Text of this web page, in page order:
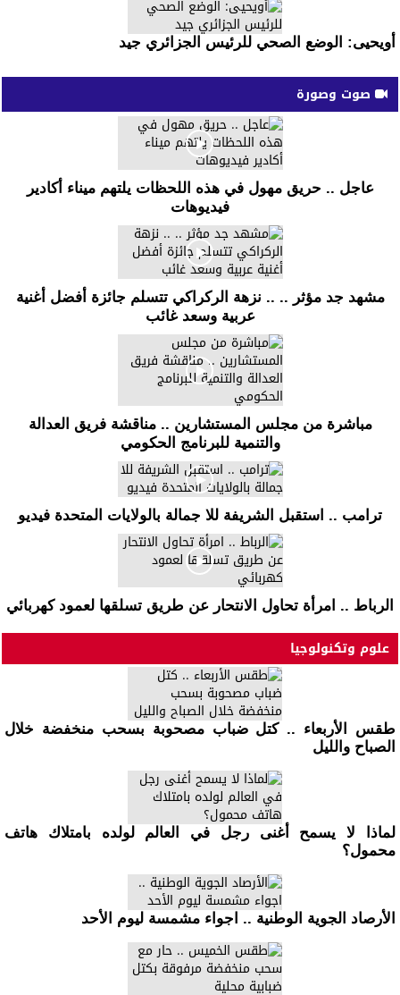
أويحيى: الوضع الصحي للرئيس الجزائري جيد
صوت وصورة
عاجل .. حريق مهول في هذه اللحظات يلتهم ميناء أكادير
فيديوهات
مشهد جد مؤثر .. .. نزهة الركراكي تتسلم جائزة أفضل أغنية
عربية وسعد غائب
مباشرة من مجلس المستشارين .. مناقشة فريق العدالة
والتنمية للبرنامج الحكومي
ترامب .. استقبل الشريفة للا جمالة بالولايات المتحدة فيديو
الرباط .. امرأة تحاول الانتحار عن طريق تسلقها لعمود كهربائي
علوم وتكنولوجيا
طقس الأربعاء .. كتل ضباب مصحوبة بسحب منخفضة خلال
الصباح والليل
لماذا لا يسمح أغنى رجل في العالم لولده بامتلاك هاتف
محمول؟
الأرصاد الجوية الوطنية .. اجواء مشمسة ليوم الأحد